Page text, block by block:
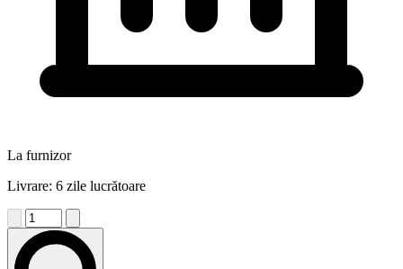
La furnizor
Livrare: 6 zile lucrătoare